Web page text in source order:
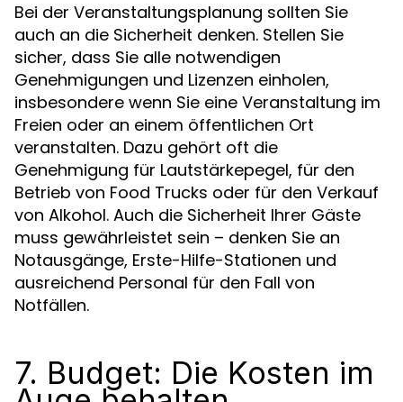
Bei der Veranstaltungsplanung sollten Sie
auch an die Sicherheit denken. Stellen Sie
sicher, dass Sie alle notwendigen
Genehmigungen und Lizenzen einholen,
insbesondere wenn Sie eine Veranstaltung im
Freien oder an einem öffentlichen Ort
veranstalten. Dazu gehört oft die
Genehmigung für Lautstärkepegel, für den
Betrieb von Food Trucks oder für den Verkauf
von Alkohol. Auch die Sicherheit Ihrer Gäste
muss gewährleistet sein – denken Sie an
Notausgänge, Erste-Hilfe-Stationen und
ausreichend Personal für den Fall von
Notfällen.
7. Budget: Die Kosten im